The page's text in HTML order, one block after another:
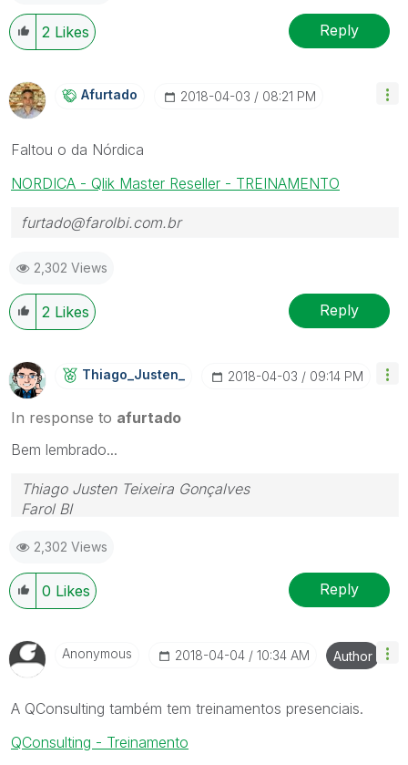
2 Likes Reply
Afurtado ‎2018-04-03 08:21 PM
Faltou o da Nórdica
NORDICA - Qlik Master Reseller - TREINAMENTO
furtado@farolbi.com.br
2,302 Views
2 Likes Reply
Thiago_Justen_ ‎2018-04-03 09:14 PM
In response to afurtado
Bem lembrado...
Thiago Justen Teixeira Gonçalves
Farol BI
Skype: justen.thiago
2,302 Views
0 Likes Reply
Anonymous ‎2018-04-04 10:34 AM Author
A QConsulting também tem treinamentos presenciais.
QConsulting - Treinamento